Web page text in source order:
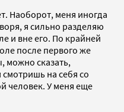
Наоборот, меня иногда
я сильно разделяю
и вне его. По крайней
после первого же
можно сказать,
на себя со
человек. У меня еще